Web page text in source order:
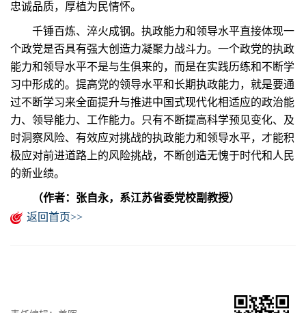
忠诚品质，厚植为民情怀。
千锤百炼、淬火成钢。执政能力和领导水平直接体现一
个政党是否具有强大创造力凝聚力战斗力。一个政党的执政
能力和领导水平不是与生俱来的，而是在实践历练和不断学
习中形成的。提高党的领导水平和长期执政能力，就是要通
过不断学习来全面提升与推进中国式现代化相适应的政治能
力、领导能力、工作能力。只有不断提高科学预见变化、及
时洞察风险、有效应对挑战的执政能力和领导水平，才能积
极应对前进道路上的风险挑战，不断创造无愧于时代和人民
的新业绩。
（作者：张自永，系江苏省委党校副教授）
返回首页>>